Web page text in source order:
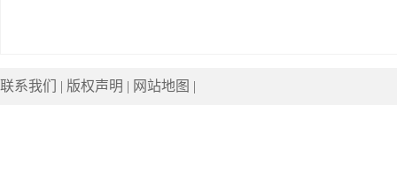
联系我们 | 版权声明 | 网站地图 |